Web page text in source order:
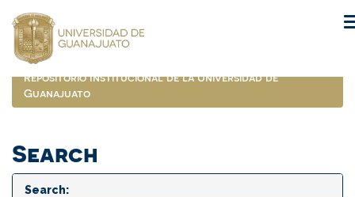
navigation
Repositorio Institucional de la Universidad de
Guanajuato
Search
Search: